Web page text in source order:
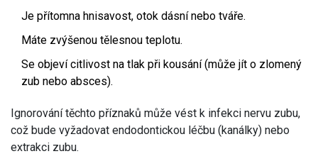
Je přítomna hnisavost, otok dásní nebo tváře.
Máte zvýšenou tělesnou teplotu.
Se objeví citlivost na tlak při kousání (může jít o zlomený
zub nebo absces).
Ignorování těchto příznaků může vést k infekci nervu zubu,
což bude vyžadovat endodontickou léčbu (kanálky) nebo
extrakci zubu.